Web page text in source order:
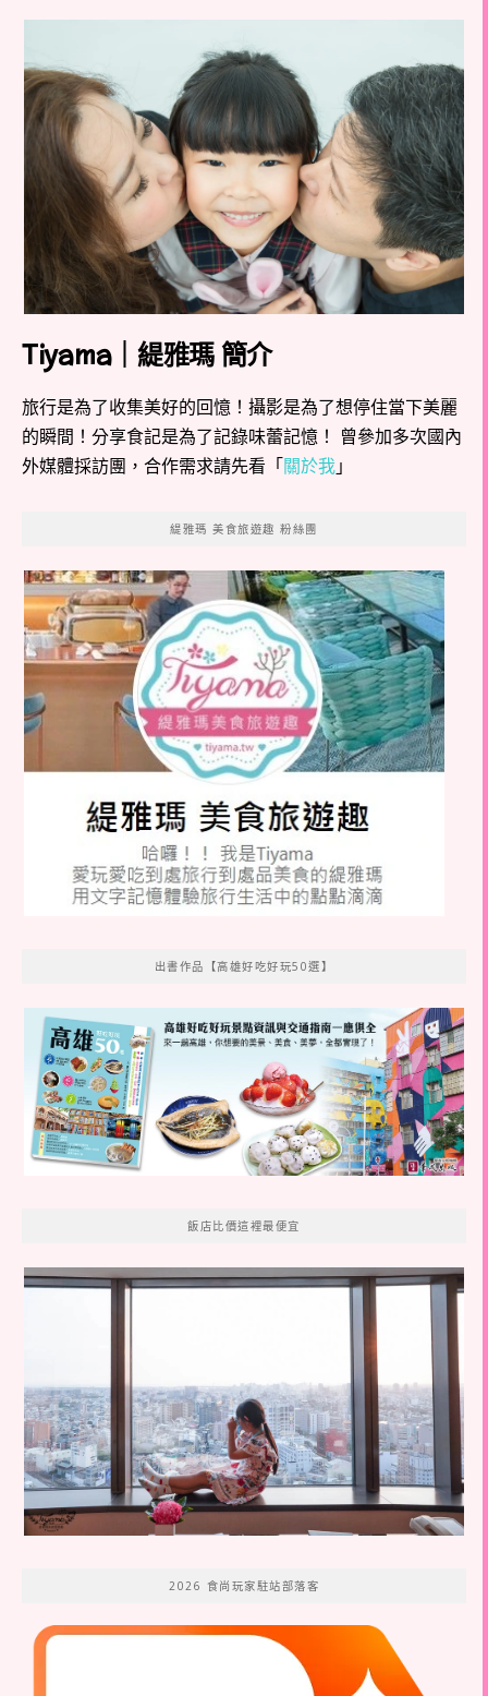
Tiyama｜緹雅瑪 簡介
旅行是為了收集美好的回憶！攝影是為了想停住當下美麗
的瞬間！分享食記是為了記錄味蕾記憶！ 曾參加多次國內
外媒體採訪團，合作需求請先看「關於我」
緹雅瑪 美食旅遊趣 粉絲團
出書作品【高雄好吃好玩50選】
飯店比價這裡最便宜
2026 食尚玩家駐站部落客